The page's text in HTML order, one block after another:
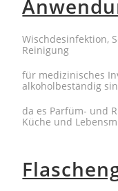
Wischdesinfektion,
Reinigung
für medizinisches
alkoholbeständig
da es Parfüm- und
Küche und